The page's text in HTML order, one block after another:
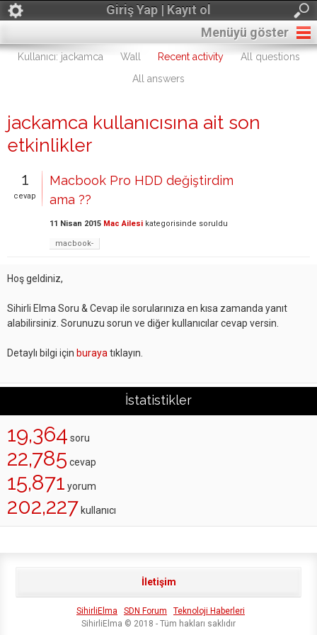
Giriş Yap | Kayıt ol
Menüyü göster
Kullanıcı: jackamca Wall Recent activity
All questions
All answers
jackamca kullanıcısına ait son
etkinlikler
1
cevap
Macbook Pro HDD değiştirdim
ama ??
11 Nisan 2015 Mac Ailesi kategorisinde soruldu
macbook-
Hoş geldiniz,
Sihirli Elma Soru & Cevap ile sorularınıza en kısa zamanda yanıt
alabilirsiniz. Sorunuzu sorun ve diğer kullanıcılar cevap versin.
Detaylı bilgi için buraya tıklayın.
İstatistikler
19,364 soru
22,785 cevap
15,871 yorum
202,227 kullanıcı
İletişim
SihirliElma SDN Forum
Teknoloji Haberleri
SihirliElma © 2018 - Tüm hakları saklıdır